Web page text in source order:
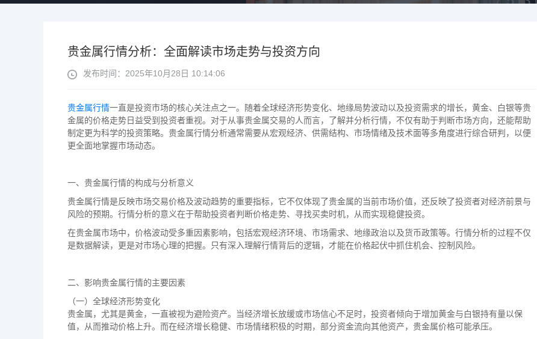
贵金属行情分析：全面解读市场走势与投资方向
发布时间：2025年10月28日 10:14:06
贵金属行情一直是投资市场的核心关注点之一。随着全球经济形势变化、地缘局势波动以及投资需求的增长，黄金、白银等贵
金属的价格走势日益受到投资者重视。对于从事贵金属交易的人而言，了解并分析行情，不仅有助于判断市场方向，还能帮助
制定更为科学的投资策略。贵金属行情分析通常需要从宏观经济、供需结构、市场情绪及技术面等多角度进行综合研判，以便
更全面地掌握市场动态。
一、贵金属行情的构成与分析意义
贵金属行情是反映市场交易价格及波动趋势的重要指标，它不仅体现了贵金属的当前市场价值，还反映了投资者对经济前景与
风险的预期。行情分析的意义在于帮助投资者判断价格走势、寻找买卖时机，从而实现稳健投资。
在贵金属市场中，价格波动受多重因素影响，包括宏观经济环境、市场需求、地缘政治以及货币政策等。行情分析的过程不仅
是数据解读，更是对市场心理的把握。只有深入理解行情背后的逻辑，才能在价格起伏中抓住机会、控制风险。
二、影响贵金属行情的主要因素
（一）全球经济形势变化
贵金属，尤其是黄金，一直被视为避险资产。当经济增长放缓或市场信心不足时，投资者倾向于增加黄金与白银持有量以保
值，从而推动价格上升。而在经济增长稳健、市场情绪积极的时期，部分资金流向其他资产，贵金属价格可能承压。